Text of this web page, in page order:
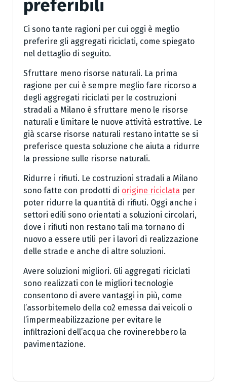
preferibili
Ci sono tante ragioni per cui oggi è meglio
preferire gli aggregati riciclati, come spiegato
nel dettaglio di seguito.
Sfruttare meno risorse naturali. La prima
ragione per cui è sempre meglio fare ricorso a
degli aggregati riciclati per le costruzioni
stradali a Milano è sfruttare meno le risorse
naturali e limitare le nuove attività estrattive. Le
già scarse risorse naturali restano intatte se si
preferisce questa soluzione che aiuta a ridurre
la pressione sulle risorse naturali.
Ridurre i rifiuti. Le costruzioni stradali a Milano
sono fatte con prodotti di origine riciclata per
poter ridurre la quantità di rifiuti. Oggi anche i
settori edili sono orientati a soluzioni circolari,
dove i rifiuti non restano tali ma tornano di
nuovo a essere utili per i lavori di realizzazione
delle strade e anche di altre soluzioni.
Avere soluzioni migliori. Gli aggregati riciclati
sono realizzati con le migliori tecnologie
consentono di avere vantaggi in più, come
l’assorbitemelo della co2 emessa dai veicoli o
l’impermeabilizzazione per evitare le
infiltrazioni dell’acqua che rovinerebbero la
pavimentazione.